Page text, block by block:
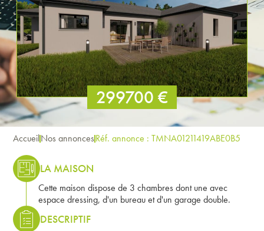
299700 €
AccueilNos annoncesRéf. annonce : TMNA01211419ABE0B5
LA MAISON
Cette maison dispose de 3 chambres dont une avec
espace dressing, d'un bureau et d'un garage double.
DESCRIPTIF